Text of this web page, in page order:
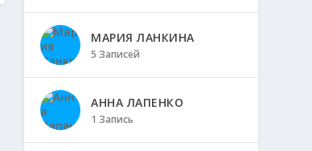
МАРИЯ ЛАНКИНА
5 Записей
АННА ЛАПЕНКО
1 Запись